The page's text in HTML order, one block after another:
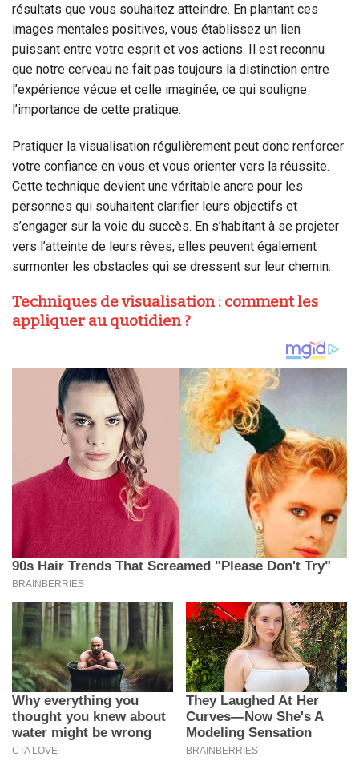
résultats que vous souhaitez atteindre. En plantant ces
images mentales positives, vous établissez un lien
puissant entre votre esprit et vos actions. Il est reconnu
que notre cerveau ne fait pas toujours la distinction entre
l’expérience vécue et celle imaginée, ce qui souligne
l’importance de cette pratique.
Pratiquer la visualisation régulièrement peut donc renforcer
votre confiance en vous et vous orienter vers la réussite.
Cette technique devient une véritable ancre pour les
personnes qui souhaitent clarifier leurs objectifs et
s’engager sur la voie du succès. En s’habitant à se projeter
vers l’atteinte de leurs rêves, elles peuvent également
surmonter les obstacles qui se dressent sur leur chemin.
Techniques de visualisation : comment les
appliquer au quotidien ?